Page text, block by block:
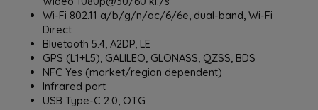
Wi-Fi 802.11 a/b/g/n/ac/6/6e, dual-band, Wi-Fi
Direct
Bluetooth 5.4, A2DP, LE
GPS (L1+L5), GALILEO, GLONASS, QZSS, BDS
NFC Yes (market/region dependent)
Infrared port
USB Type-C 2.0, OTG